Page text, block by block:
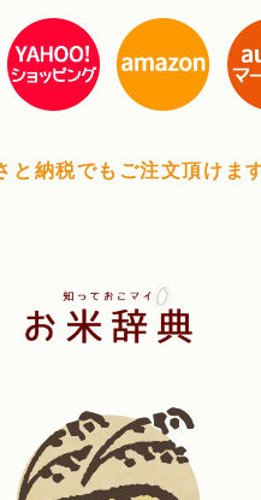
と納税でもご注文頂けま